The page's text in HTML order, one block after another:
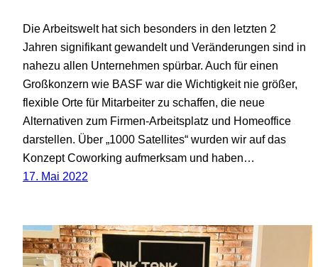
Die Arbeitswelt hat sich besonders in den letzten 2
Jahren signifikant gewandelt und Veränderungen sind in
nahezu allen Unternehmen spürbar. Auch für einen
Großkonzern wie BASF war die Wichtigkeit nie größer,
flexible Orte für Mitarbeiter zu schaffen, die neue
Alternativen zum Firmen-Arbeitsplatz und Homeoffice
darstellen. Über „1000 Satellites“ wurden wir auf das
Konzept Coworking aufmerksam und haben…
17. Mai 2022